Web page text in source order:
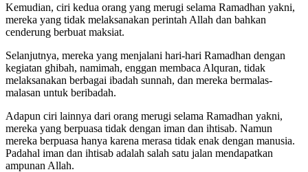
Kemudian, ciri kedua orang yang merugi selama Ramadhan yakni,
mereka yang tidak melaksanakan perintah Allah dan bahkan
cenderung berbuat maksiat.
Selanjutnya, mereka yang menjalani hari-hari Ramadhan dengan
kegiatan ghibah, namimah, enggan membaca Alquran, tidak
melaksanakan berbagai ibadah sunnah, dan mereka bermalas-
malasan untuk beribadah.
Adapun ciri lainnya dari orang merugi selama Ramadhan yakni,
mereka yang berpuasa tidak dengan iman dan ihtisab. Namun
mereka berpuasa hanya karena merasa tidak enak dengan manusia.
Padahal iman dan ihtisab adalah salah satu jalan mendapatkan
ampunan Allah.